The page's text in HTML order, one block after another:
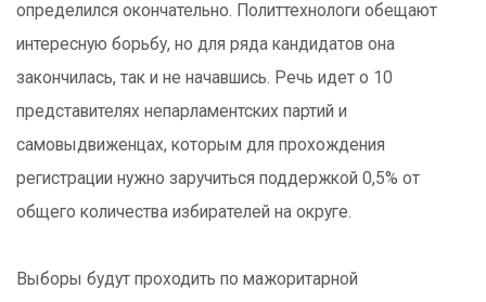
определился окончательно. Политтехнологи обещают
интересную борьбу, но для ряда кандидатов она
закончилась, так и не начавшись. Речь идет о 10
представителях непарламентских партий и
самовыдвиженцах, которым для прохождения
регистрации нужно заручиться поддержкой 0,5% от
общего количества избирателей на округе.
Выборы будут проходить по мажоритарной